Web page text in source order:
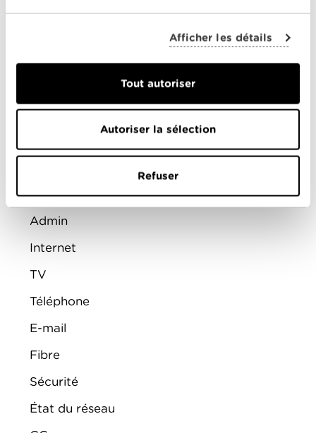
Afficher les détails
Tout autoriser
Autoriser la sélection
Refuser
ENTREPRISES
FAQ
Admin
Internet
TV
Téléphone
E-mail
Fibre
Sécurité
État du réseau